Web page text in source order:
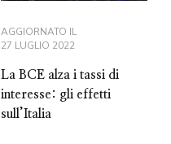
AGGIORNATO IL
27 LUGLIO 2022
La BCE alza i tassi di
interesse: gli effetti
sull’Italia